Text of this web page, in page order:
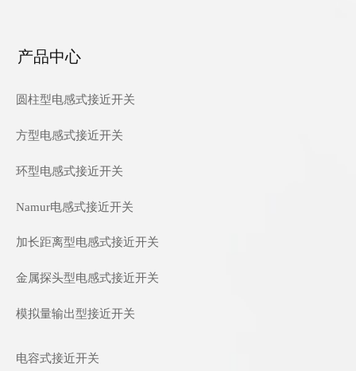
产品中心
圆柱型电感式接近开关
方型电感式接近开关
环型电感式接近开关
Namur电感式接近开关
加长距离型电感式接近开关
金属探头型电感式接近开关
模拟量输出型接近开关
电容式接近开关